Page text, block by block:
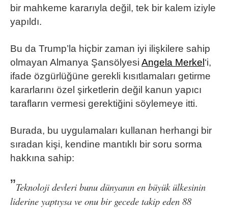
bir mahkeme kararıyla değil, tek bir kalem iziyle
yapıldı.
Bu da Trump’la hiçbir zaman iyi ilişkilere sahip
olmayan Almanya Şansölyesi Angela Merkel‘i,
ifade özgürlüğüne gerekli kısıtlamaları getirme
kararlarını özel şirketlerin değil kanun yapıcı
tarafların vermesi gerektiğini söylemeye itti.
Burada, bu uygulamaları kullanan herhangi bir
sıradan kişi, kendine mantıklı bir soru sorma
hakkına sahip:
”Teknoloji devleri bunu dünyanın en büyük ülkesinin
liderine yaptıysa ve onu bir gecede takip eden 88